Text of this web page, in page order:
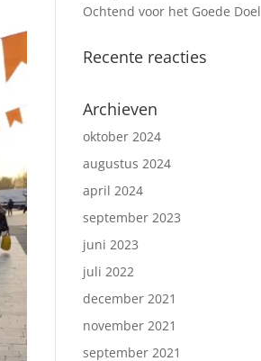
Ochtend voor het Goede Doel
Recente reacties
Archieven
oktober 2024
augustus 2024
april 2024
september 2023
juni 2023
juli 2022
december 2021
november 2021
september 2021